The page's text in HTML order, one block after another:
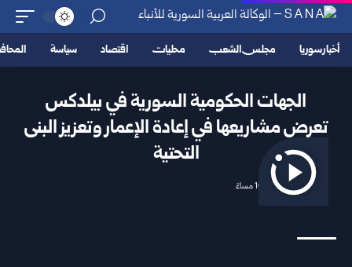
أخبار سوريا مجلس الشعب محليات اقتصاد سياسة
الجهات الحكومية السورية في بيلدكس
تعرض مشاريعها في إعادة الإعمار وتعزيز البنى
التحتية
2025/12/15 10:32 مساءً